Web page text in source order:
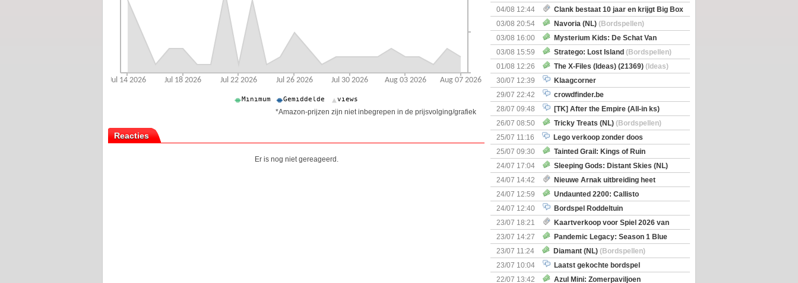
*Amazon-prijzen zijn niet inbegrepen in de prijsvolging/grafiek
Reacties
Er is nog niet gereageerd.
Prijsverlagingen, Imperium Horizons, 20 Strong
04/08 12:44
Clank bestaat 10 jaar en krijgt Big Box
+ nieuwe uitbreiding
03/08 20:54 Navoria (NL) (Bordspellen)
03/08 16:00
Mysterium Kids: De Schat Van
Kapitein Boe
(Bordspellen)
03/08 15:59 Stratego: Lost Island (Bordspellen)
01/08 12:26
The X-Files (Ideas) (21369) (Ideas)
30/07 12:39
Klaagcorner
29/07 22:42
crowdfinder.be
28/07 09:48
[TK] After the Empire (All-in ks)
26/07 08:50
Tricky Treats (NL) (Bordspellen)
25/07 11:16
Lego verkoop zonder doos
25/07 09:30
Tainted Grail: Kings of Ruin
Uitbreiding: Wyrd Encounters(Bordspellen)
24/07 17:04
Sleeping Gods: Distant Skies (NL)
(Bordspellen)
24/07 14:42
Nieuwe Arnak uitbreiding heet
Surprise Shipments
24/07 12:59
Undaunted 2200: Callisto
(Bordspellen)
24/07 12:40
Bordspel Roddeltuin
23/07 18:21
Kaartverkoop voor Spiel 2026 van
start
23/07 14:27
Pandemic Legacy: Season 1 Blue
(Bordspellen)
23/07 11:24 Diamant (NL) (Bordspellen)
23/07 10:04
Laatst gekochte bordspel
22/07 13:42
Azul Mini: Zomerpaviljoen